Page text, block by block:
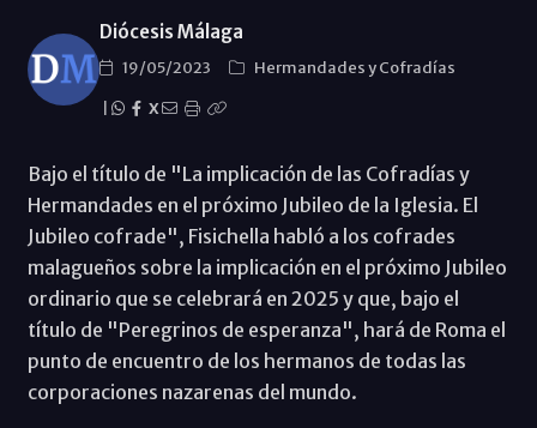
Diócesis Málaga
19/05/2023
Hermandades y Cofradías
X
Bajo el título de "La implicación de las Cofradías y
Hermandades en el próximo Jubileo de la Iglesia. El
Jubileo cofrade", Fisichella habló a los cofrades
malagueños sobre la implicación en el próximo Jubileo
ordinario que se celebrará en 2025 y que, bajo el
título de "Peregrinos de esperanza", hará de Roma el
punto de encuentro de los hermanos de todas las
corporaciones nazarenas del mundo.